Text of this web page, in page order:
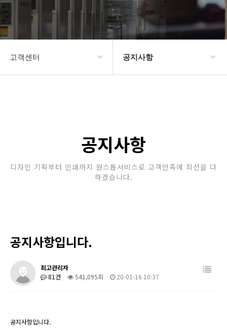
고객센터 공지사항
공지사항
디자인 기획부터 인쇄까지 원스톱서비스로 고객만족에 최선을 다
하겠습니다.
공지사항입니다.
최고관리자
81건
541,095회 20-01-16 10:37
공지사항입니다.